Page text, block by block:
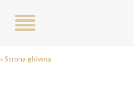
Toggle
navigation
« Strona główna